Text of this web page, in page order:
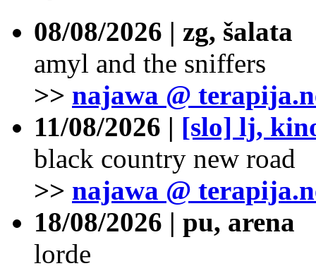
08/08/2026 | zg, šalata
amyl and the sniffers
>> najawa @
11/08/2026 | [slo] lj,
black country new road
>> najawa @
18/08/2026 | pu, arena
lorde